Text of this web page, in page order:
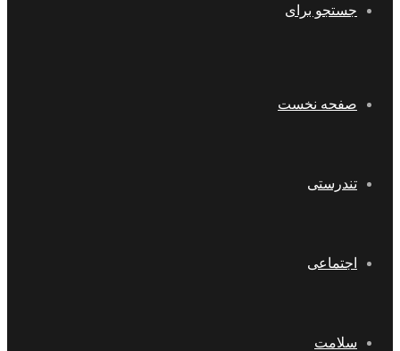
جستجو برای
صفحه نخست
تندرستی
اجتماعی
سلامت